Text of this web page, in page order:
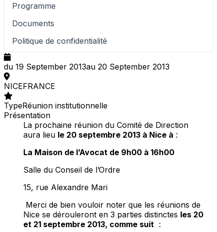
Programme
Documents
Politique de confidentialité
du 19 September 2013au 20 September 2013
NICEFRANCE
TypeRéunion institutionnelle
Présentation
La prochaine réunion du Comité de Direction
aura lieu le 20 septembre 2013 à Nice à :
La Maison de l’Avocat de 9h00 à 16h00
Salle du Conseil de l’Ordre
15, rue Alexandre Mari
Merci de bien vouloir noter que les réunions de
Nice se dérouleront en 3 parties distinctes les 20
et 21 septembre 2013, comme suit :